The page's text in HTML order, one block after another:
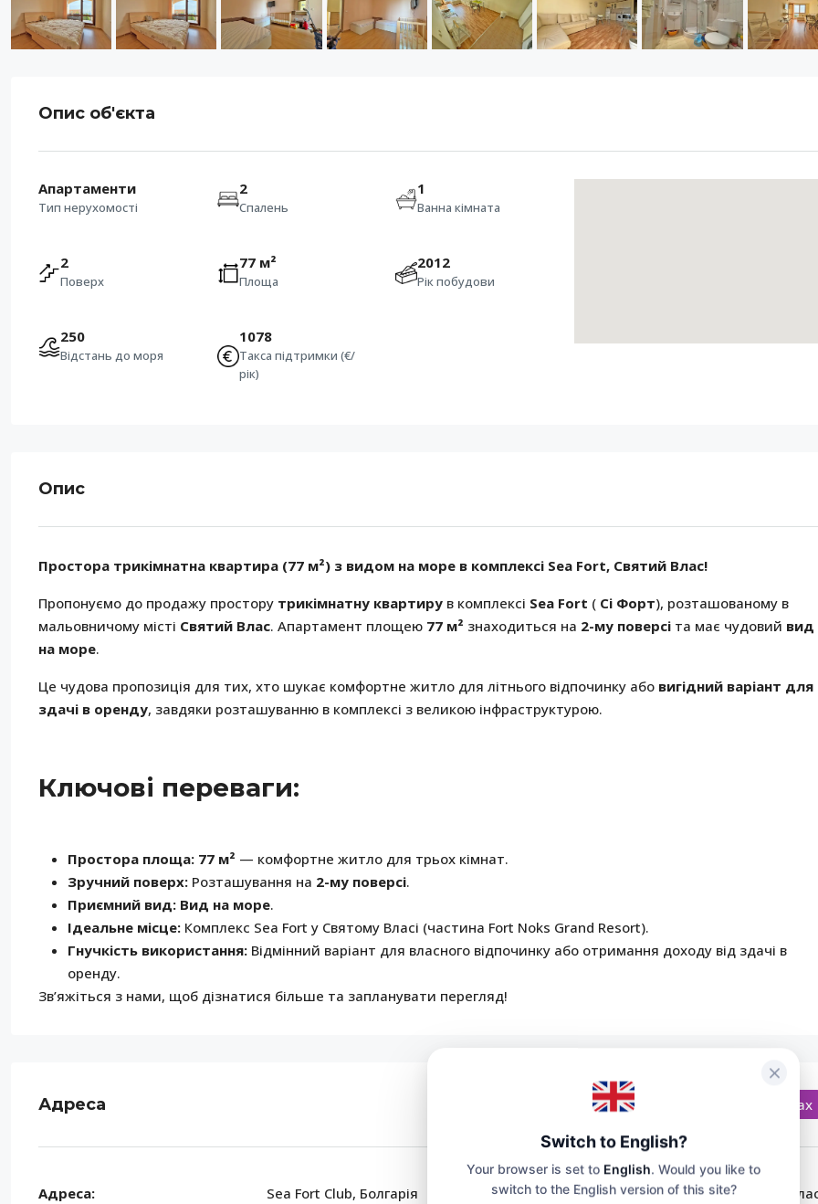
Опис об'єкта
Апартаменти
Тип нерухомості
2
Спалень
1
Ванна кімната
2
Поверх
77 м²
Площа
2012
Рік побудови
250
Відстань до моря
1078
Такса підтримки (€/
рік)
Опис
Простора трикімнатна квартира (77 м²) з видом на море в комплексі Sea Fort, Святий Влас!
Пропонуємо до продажу простору трикімнатну квартиру в комплексі Sea Fort ( Сі Форт), розташованому в
мальовничому місті Святий Влас. Апартамент площею 77 м² знаходиться на 2-му поверсі та має чудовий вид
на море.
Це чудова пропозиція для тих, хто шукає комфортне житло для літнього відпочинку або вигідний варіант для
здачі в оренду, завдяки розташуванню в комплексі з великою інфраструктурою.
Ключові переваги:
Простора площа: 77 м² — комфортне житло для трьох кімнат.
Зручний поверх: Розташування на 2-му поверсі.
Приємний вид: Вид на море.
Ідеальне місце: Комплекс Sea Fort у Святому Власі (частина Fort Noks Grand Resort).
Гнучкість використання: Відмінний варіант для власного відпочинку або отримання доходу від здачі в
оренду.
Зв’яжіться з нами, щоб дізнатися більше та запланувати перегляд!
Адреса Відкрити на Google Картах
Адреса: Sea Fort Club, Болгарія Святий
Switch to English?
Your browser is set to English. Would you like to
switch to the English version of this site?